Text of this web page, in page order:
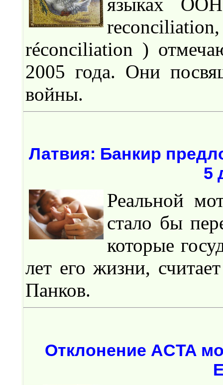
réconciliation )
2005 года. Они
войны.
Латвия: Банкир
5
Реальной
стало бы
которые
лет его жизни,
Панков.
Отклонение ACTA